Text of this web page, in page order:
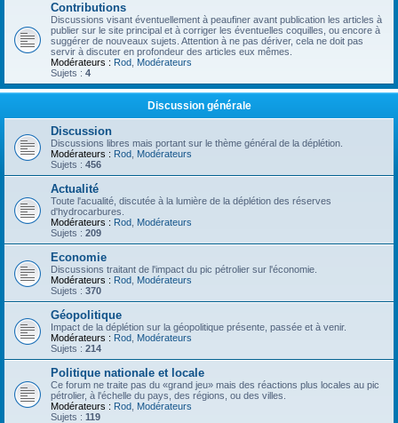
Contributions
Discussions visant éventuellement à peaufiner avant publication les articles à
publier sur le site principal et à corriger les éventuelles coquilles, ou encore à
suggérer de nouveaux sujets. Attention à ne pas dériver, cela ne doit pas
servir à discuter en profondeur des articles eux mêmes.
Modérateurs : Rod Modérateurs
Sujets : 4
Discussion générale
Discussion
Discussions libres mais portant sur le thème général de la déplétion.
Modérateurs : Rod Modérateurs
Sujets : 456
Actualité
Toute l'acualité, discutée à la lumière de la déplétion des réserves
d'hydrocarbures.
Modérateurs : Rod Modérateurs
Sujets : 209
Economie
Discussions traitant de l'impact du pic pétrolier sur l'économie.
Modérateurs : Rod Modérateurs
Sujets : 370
Géopolitique
Impact de la déplétion sur la géopolitique présente, passée et à venir.
Modérateurs : Rod Modérateurs
Sujets : 214
Politique nationale et locale
Ce forum ne traite pas du «grand jeu» mais des réactions plus locales au pic
pétrolier, à l'échelle du pays, des régions, ou des villes.
Modérateurs : Rod Modérateurs
Sujets : 119